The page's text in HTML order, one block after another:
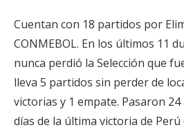
Cuentan con 18 partidos por
CONMEBOL. En los últimos 11
nunca perdió la Selección que
lleva 5 partidos sin perder de
victorias y 1 empate. Pasaron 24
días de la última victoria de Perú